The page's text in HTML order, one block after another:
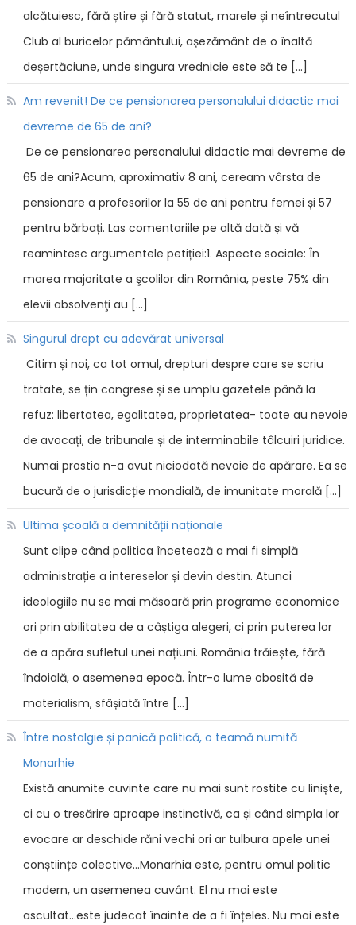
alcătuiesc, fără știre și fără statut, marele și neîntrecutul
Club al buricelor pământului, așezământ de o înaltă
deșertăciune, unde singura vrednicie este să te […]
Am revenit! De ce pensionarea personalului didactic mai
devreme de 65 de ani?
De ce pensionarea personalului didactic mai devreme de
65 de ani?Acum, aproximativ 8 ani, ceream vârsta de
pensionare a profesorilor la 55 de ani pentru femei și 57
pentru bărbați. Las comentariile pe altă dată și vă
reamintesc argumentele petiției:1. Aspecte sociale: În
marea majoritate a şcolilor din România, peste 75% din
elevii absolvenţi au […]
Singurul drept cu adevărat universal
Citim și noi, ca tot omul, drepturi despre care se scriu
tratate, se țin congrese și se umplu gazetele până la
refuz: libertatea, egalitatea, proprietatea- toate au nevoie
de avocați, de tribunale și de interminabile tâlcuiri juridice.
Numai prostia n-a avut niciodată nevoie de apărare. Ea se
bucură de o jurisdicție mondială, de imunitate morală […]
Ultima școală a demnității naționale
Sunt clipe când politica încetează a mai fi simplă
administrație a intereselor și devin destin. Atunci
ideologiile nu se mai măsoară prin programe economice
ori prin abilitatea de a câștiga alegeri, ci prin puterea lor
de a apăra sufletul unei națiuni. România trăiește, fără
îndoială, o asemenea epocă. Într-o lume obosită de
materialism, sfâșiată între […]
Între nostalgie și panică politică, o teamă numită
Monarhie
Există anumite cuvinte care nu mai sunt rostite cu liniște,
ci cu o tresărire aproape instinctivă, ca și când simpla lor
evocare ar deschide răni vechi ori ar tulbura apele unei
conștiințe colective...Monarhia este, pentru omul politic
modern, un asemenea cuvânt. El nu mai este
ascultat...este judecat înainte de a fi înțeles. Nu mai este